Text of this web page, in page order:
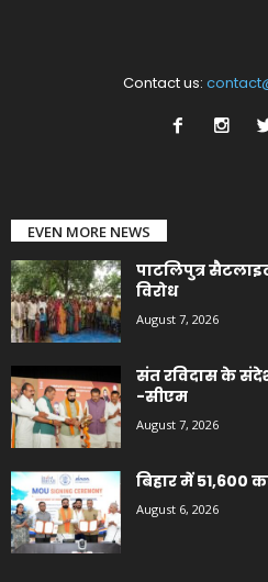
Contact us:
EVEN MORE NEWS
पाटलिपुत्र
विरोध
August 7, 2026
संत रविदास के
-सीएम
August 7, 2026
बिहार में 51,600
August 6, 2026